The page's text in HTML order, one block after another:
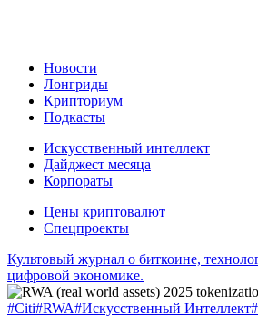
Новости
Лонгриды
Крипториум
Подкасты
Искусственный интеллект
Дайджест месяца
Корпораты
Цены криптовалют
Спецпроекты
Культовый журнал о биткоине,
цифровой экономике.
#Citi#RWA#Искусственный Интеллект